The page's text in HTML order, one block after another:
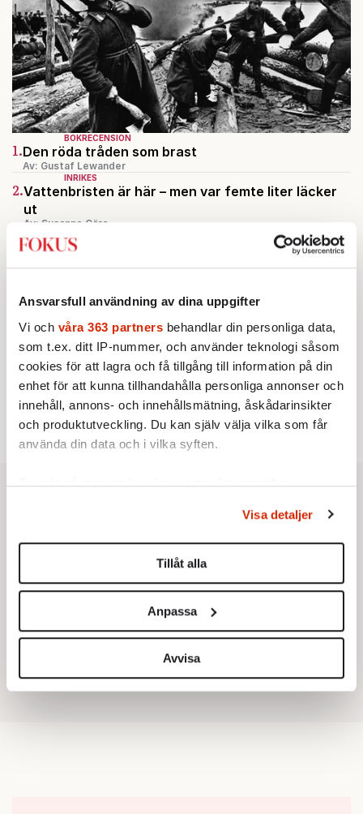
Ansvarsfull användning av dina uppgifter
Vi och våra 363 partners behandlar din personliga data,
som t.ex. ditt IP-nummer, och använder teknologi såsom
cookies för att lagra och få tillgång till information på din
enhet för att kunna tillhandahålla personliga annonser och
innehåll, annons- och innehållsmätning, åskådarinsikter
och produktutveckling. Du kan själv välja vilka som får
använda din data och i vilka syften.
Ta reda på mer om hur dina personliga uppgifter
Du kan ändra eller dra tillbaka ditt samtycke när som
helst från cookie-förklaringen.
Vi använder enhetsidentifierare för att anpassa innehållet
för sociala medier och analysera vår trafik. Vi
vidarebefordrar även sådana identifierare och annan
information från din enhet till de sociala medier och
annons- och analysföretag som vi samarbetar med.
Visa detaljer
Tillåt alla
Anpassa
Avvisa
BOKRECENSION
1.Den röda tråden som brast
Av: Gustaf Lewander
INRIKES
2.Vattenbristen är här – men var femte liter läcker
ut
Av: Susanne Gäre
3.Nina Lekander:
På ”Kommunisthögskolan” drömde
alla om att vara arbetarklass
4.Frans Wachtmeister:Ja, AC är ett hot mot den
franska civilisationen
STICKET
5.Bitte Assarmo: Sagan om den lågbegåvade
ursprungsbefolkningen i Filipstad
KRÖNIKA
6.Sakine Madon:Efter islamistdådet oroar sig
vänstern för Agnes Wold